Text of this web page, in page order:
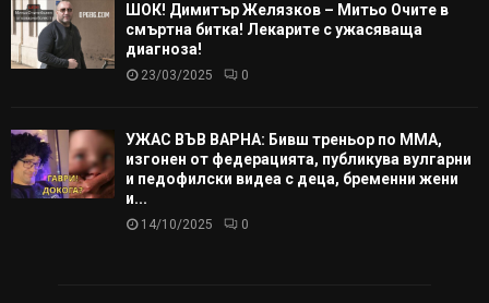
ШОК! Димитър Желязков – Митьо Очите в
смъртна битка! Лекарите с ужасяваща
диагноза!
23/03/2025 0
УЖАС ВЪВ ВАРНА: Бивш треньор по ММА,
изгонен от федерацията, публикува вулгарни
и педофилски видеа с деца, бременни жени
и...
14/10/2025 0